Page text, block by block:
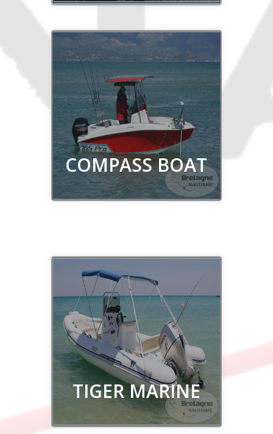
COMPASS BOAT
Découvrir
TIGER MARINE
Découvrir